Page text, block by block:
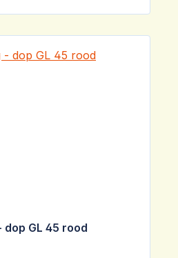
van 5 van 5 sterren
GL 45 rood